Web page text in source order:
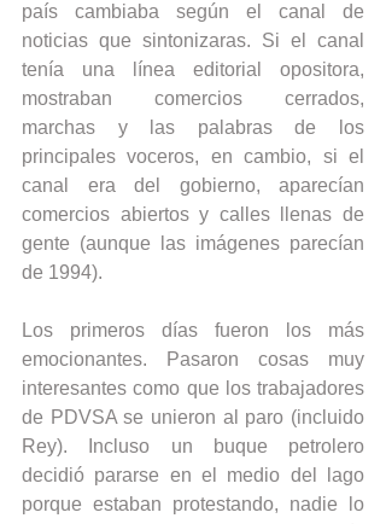
país cambiaba según el canal de
noticias que sintonizaras. Si el canal
tenía una línea editorial opositora,
mostraban comercios cerrados,
marchas y las palabras de los
principales voceros, en cambio, si el
canal era del gobierno, aparecían
comercios abiertos y calles llenas de
gente (aunque las imágenes parecían
de 1994).
Los primeros días fueron los más
emocionantes. Pasaron cosas muy
interesantes como que los trabajadores
de PDVSA se unieron al paro (incluido
Rey). Incluso un buque petrolero
decidió pararse en el medio del lago
porque estaban protestando, nadie lo